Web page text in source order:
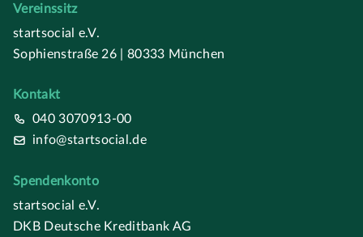
Vereinssitz
startsocial e.V.
Sophienstraße 26 | 80333 München
Kontakt
040 3070913-00
info@startsocial.de
Spendenkonto
startsocial e.V.
DKB Deutsche Kreditbank AG